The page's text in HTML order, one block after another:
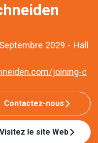
2029 - Hall
joining-c
Contactez-nous
Visitez le site Web